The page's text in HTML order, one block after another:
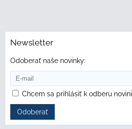
Newsletter
Odoberať naše novinky:
Chcem sa prihlásiť k odberu
Odoberať